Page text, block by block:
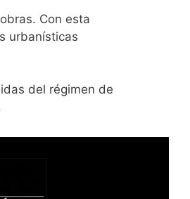
Con esta
urbanísticas
del régimen de